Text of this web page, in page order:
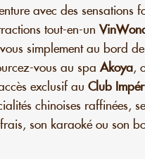
avec des sensations
tout-en-un
simplement au bord
vous au spaAkoya,
exclusif au Club
chinoises raffinées,
son karaoké ou son